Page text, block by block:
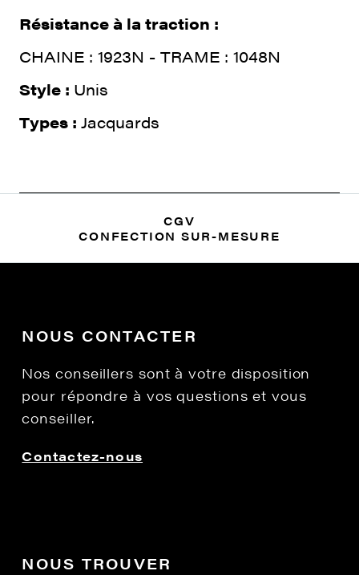
Résistance à la traction :
CHAINE : 1923N - TRAME : 1048N
Style : Unis
Types : Jacquards
CGV
CONFECTION SUR-MESURE
NOUS CONTACTER
Nos conseillers sont à votre disposition
pour répondre à vos questions et vous
conseiller.
Contactez-nous
NOUS TROUVER